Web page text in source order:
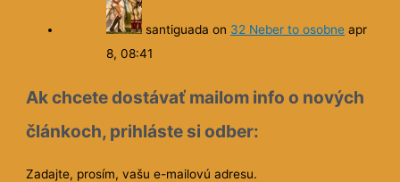
santiguada on 32 Neber to osobne apr
8, 08:41
Ak chcete dostávať mailom info o nových
článkoch, prihláste si odber:
Zadajte, prosím, vašu e-mailovú adresu.